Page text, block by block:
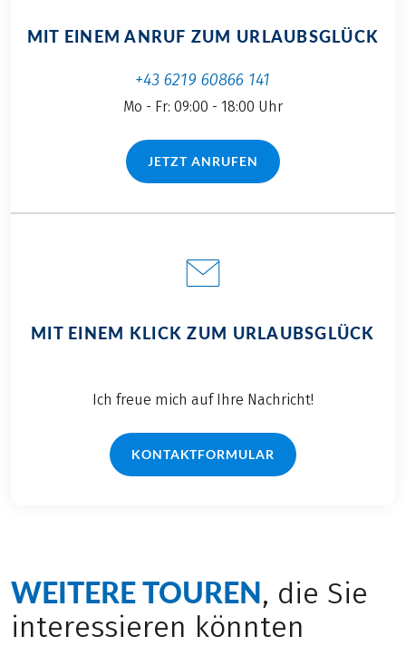
MIT EINEM ANRUF ZUM URLAUBSGLÜCK
+43 6219 60866 141
Mo - Fr: 09:00 - 18:00 Uhr
JETZT ANRUFEN(LINK ÖFFNET IN NEUEM TAB)
MIT EINEM KLICK ZUM URLAUBSGLÜCK
Ich freue mich auf Ihre Nachricht!
KONTAKTFORMULAR
WEITERE TOUREN, die Sie
interessieren könnten